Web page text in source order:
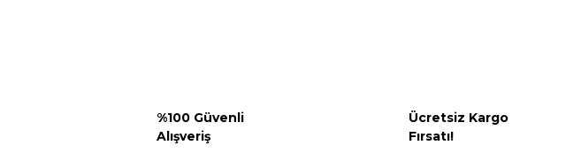
%100 Güvenli
Alışveriş
Ücretsiz Kargo
Fırsatı!